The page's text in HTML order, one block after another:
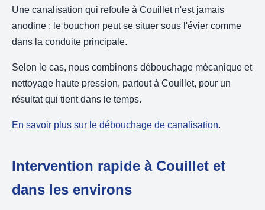
Une canalisation qui refoule à Couillet n'est jamais
anodine : le bouchon peut se situer sous l'évier comme
dans la conduite principale.
Selon le cas, nous combinons débouchage mécanique et
nettoyage haute pression, partout à Couillet, pour un
résultat qui tient dans le temps.
En savoir plus sur le débouchage de canalisation.
Intervention rapide à Couillet et
dans les environs